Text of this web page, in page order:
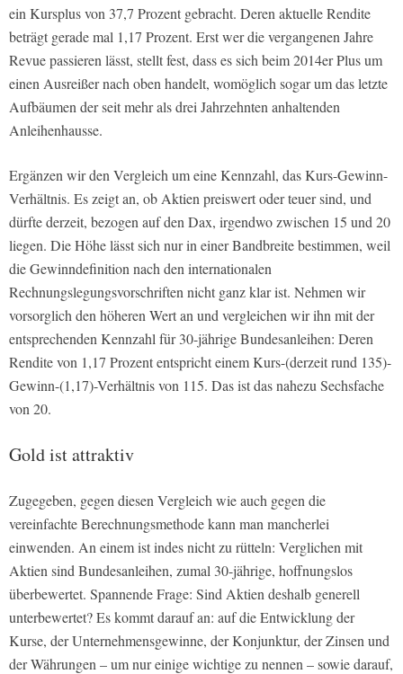
ein Kursplus von 37,7 Prozent gebracht. Deren aktuelle Rendite
beträgt gerade mal 1,17 Prozent. Erst wer die vergangenen Jahre
Revue passieren lässt, stellt fest, dass es sich beim 2014er Plus um
einen Ausreißer nach oben handelt, womöglich sogar um das letzte
Aufbäumen der seit mehr als drei Jahrzehnten anhaltenden
Anleihenhausse.
Ergänzen wir den Vergleich um eine Kennzahl, das Kurs-Gewinn-
Verhältnis. Es zeigt an, ob Aktien preiswert oder teuer sind, und
dürfte derzeit, bezogen auf den Dax, irgendwo zwischen 15 und 20
liegen. Die Höhe lässt sich nur in einer Bandbreite bestimmen, weil
die Gewinndefinition nach den internationalen
Rechnungslegungsvorschriften nicht ganz klar ist. Nehmen wir
vorsorglich den höheren Wert an und vergleichen wir ihn mit der
entsprechenden Kennzahl für 30-jährige Bundesanleihen: Deren
Rendite von 1,17 Prozent entspricht einem Kurs-(derzeit rund 135)-
Gewinn-(1,17)-Verhältnis von 115. Das ist das nahezu Sechsfache
von 20.
Gold ist attraktiv
Zugegeben, gegen diesen Vergleich wie auch gegen die
vereinfachte Berechnungsmethode kann man mancherlei
einwenden. An einem ist indes nicht zu rütteln: Verglichen mit
Aktien sind Bundesanleihen, zumal 30-jährige, hoffnungslos
überbewertet. Spannende Frage: Sind Aktien deshalb generell
unterbewertet? Es kommt darauf an: auf die Entwicklung der
Kurse, der Unternehmensgewinne, der Konjunktur, der Zinsen und
der Währungen – um nur einige wichtige zu nennen – sowie darauf,